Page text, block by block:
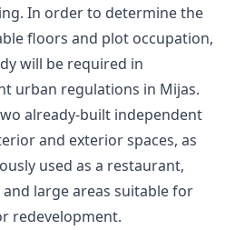
In order to determine the
floors and plot occupation,
will be required in
urban regulations in Mijas.
already-built independent
and exterior spaces, as
used as a restaurant,
large areas suitable for
redevelopment.